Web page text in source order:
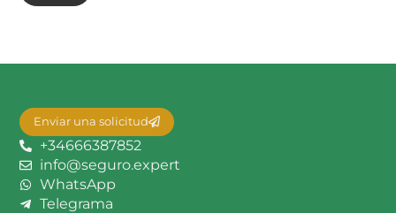
Enviar una solicitud
+34666387852
info@seguro.expert
WhatsApp
Telegrama